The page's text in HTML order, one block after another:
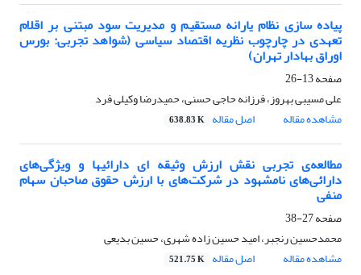
پیاده سازی نظام یارانه مستقیم و مدیریت سود مبتنی بر اقلام
تعهدی در چارچوب نظریه اقتصاد سیاسی (شواهد تجربی: بورس
اوراق بهادار تهران)
صفحه13-26
علی مسیبی بهروز، فرزانه حاجی حسنی، حمیدرضا وکیلی فرد
مشاهده مقاله
اصل مقاله 638.83 K
مطالعه‌ی تجربی نقش ارزش وثیقه ای دارائیها و ویژگی‌های
دارائی‌های نامشهود در شرکت‌‌های با ارزش حقوق صاحبان سهام
منفی
صفحه27-38
محمدحسین رنجبر، امید حسین زاده شهری، حسین بدیعی
مشاهده مقاله
اصل مقاله 521.75 K